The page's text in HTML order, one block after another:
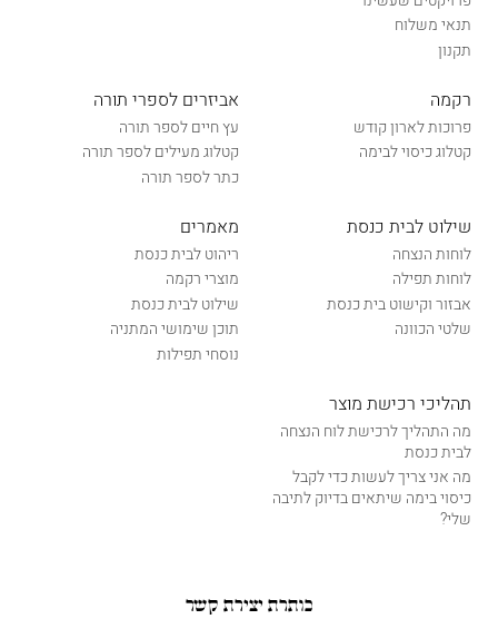
תנאי משלוח
תקנון
רקמה
פרוכות לארון קודש
קטלוג כיסוי לבימה
אביזרים לספרי תורה
עץ חיים לספר תורה
קטלוג מעילים לספר תורה
כתר לספר תורה
שילוט לבית כנסת
לוחות הנצחה
לוחות תפילה
אבזור וקישוט בית כנסת
שלטי הכוונה
מאמרים
ריהוט לבית כנסת
מוצרי רקמה
שילוט לבית כנסת
תוכן שימושי המתניה
נוסחי תפילות
תהליכי רכישת מוצר
מה התהליך לרכישת לוח הנצחה
לבית כנסת
מה אני צריך לעשות כדי לקבל
כיסוי בימה שיתאים בדיוק לתיבה
שלי?
כותרת יצירת קשר